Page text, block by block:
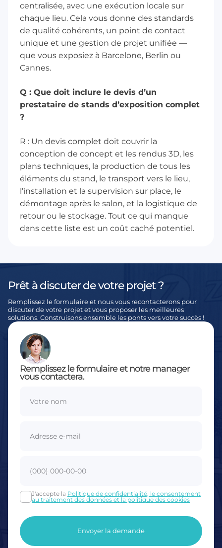
centralisée, avec une exécution locale sur
chaque lieu. Cela vous donne des standards
de qualité cohérents, un point de contact
unique et une gestion de projet unifiée —
que vous exposiez à Barcelone, Berlin ou
Cannes.
Q : Que doit inclure le devis d’un
prestataire de stands d’exposition complet
?
R : Un devis complet doit couvrir la
conception de concept et les rendus 3D, les
plans techniques, la production de tous les
éléments du stand, le transport vers le lieu,
l’installation et la supervision sur place, le
démontage après le salon, et la logistique de
retour ou le stockage. Tout ce qui manque
dans cette liste est un coût caché potentiel.
Prêt à discuter de votre projet ?
Remplissez le formulaire et nous vous recontacterons pour
discuter de votre projet et vous proposer les meilleures
solutions. Construisons ensemble les ponts vers votre succès !
Remplissez le formulaire et notre manager
vous contactera.
J'accepte la Politique de confidentialité, le consentement
au traitement des données et la politique des cookies